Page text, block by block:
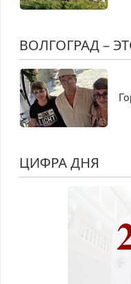
ВОЛГОГРАД –
ЦИФРА ДНЯ